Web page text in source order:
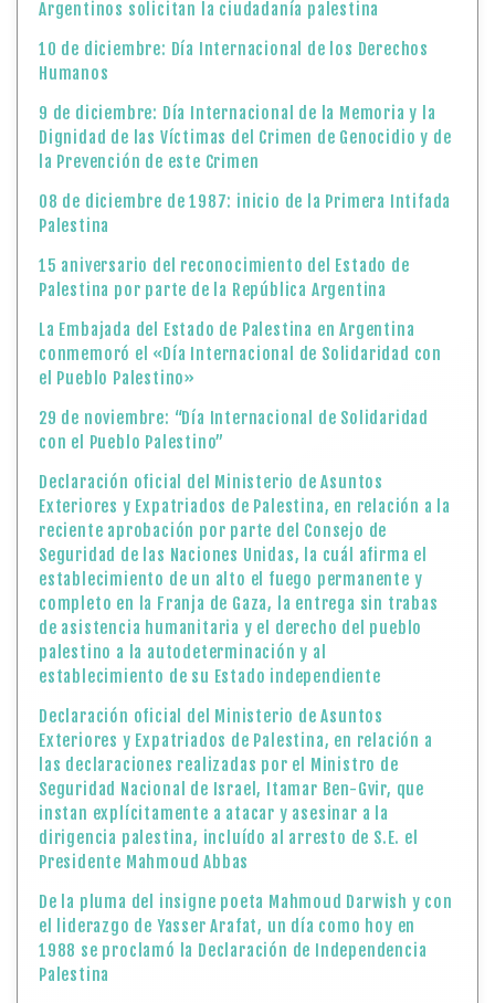
Argentinos solicitan la ciudadanía palestina
10 de diciembre: Día Internacional de los Derechos
Humanos
9 de diciembre: Día Internacional de la Memoria y la
Dignidad de las Víctimas del Crimen de Genocidio y de
la Prevención de este Crimen
08 de diciembre de 1987: inicio de la Primera Intifada
Palestina
15 aniversario del reconocimiento del Estado de
Palestina por parte de la República Argentina
La Embajada del Estado de Palestina en Argentina
conmemoró el «Día Internacional de Solidaridad con
el Pueblo Palestino»
29 de noviembre: “Día Internacional de Solidaridad
con el Pueblo Palestino”
Declaración oficial del Ministerio de Asuntos
Exteriores y Expatriados de Palestina, en relación a la
reciente aprobación por parte del Consejo de
Seguridad de las Naciones Unidas, la cuál afirma el
establecimiento de un alto el fuego permanente y
completo en la Franja de Gaza, la entrega sin trabas
de asistencia humanitaria y el derecho del pueblo
palestino a la autodeterminación y al
establecimiento de su Estado independiente
Declaración oficial del Ministerio de Asuntos
Exteriores y Expatriados de Palestina, en relación a
las declaraciones realizadas por el Ministro de
Seguridad Nacional de Israel, Itamar Ben-Gvir, que
instan explícitamente a atacar y asesinar a la
dirigencia palestina, incluído al arresto de S.E. el
Presidente Mahmoud Abbas
De la pluma del insigne poeta Mahmoud Darwish y con
el liderazgo de Yasser Arafat, un día como hoy en
1988 se proclamó la Declaración de Independencia
Palestina